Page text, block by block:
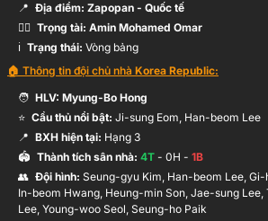
H.Hwang
62’
📍 Địa điểm: Zapopan - Quốc tế
🧑‍⚖️ Trọng tài: Amin Mohamed Omar
ℹ️ Trạng thái: Vòng bảng
🏠 Thông tin đội chủ nhà Korea Republic:
🧑 HLV: Myung-Bo Hong
⭐ Cầu thủ nổi bật: Ji-sung Eom, Han-beom Lee
📍 BXH hiện tại: Hạng 3
🏟️ Thành tích sân nhà: 4T - 0H - 1B
👥 Đội hình: Seung-gyu Kim, Han-beom Lee,
In-beom Hwang, Heung-min Son, Jae-sung
Lee, Young-woo Seol, Seung-ho Paik